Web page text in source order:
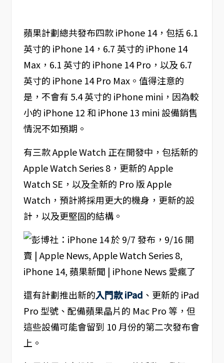
蘋果計劃總共發布四款 iPhone 14，包括 6.1
英寸的 iPhone 14，6.7 英寸的 iPhone 14
Max，6.1 英寸的 iPhone 14 Pro，以及 6.7
英寸的 iPhone 14 Pro Max。值得注意的
是，不會有 5.4 英寸的 iPhone mini，因為較
小的 iPhone 12 和 iPhone 13 mini 設備銷售
情況不如預期。
有三款 Apple Watch 正在開發中，包括新的
Apple Watch Series 8，更新的 Apple
Watch SE，以及全新的 Pro 版 Apple
Watch，預計將採用更大的機身，更新的設
計，以及更堅固的結構。
還有計劃推出新的入門款 iPad 、更新的 iPad
Pro 型號、配備蘋果晶片的 Mac Pro 等，但
這些設備可能會留到 10 月份的第二次發布會
上。